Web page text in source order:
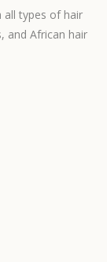
all types of hair
and African hair